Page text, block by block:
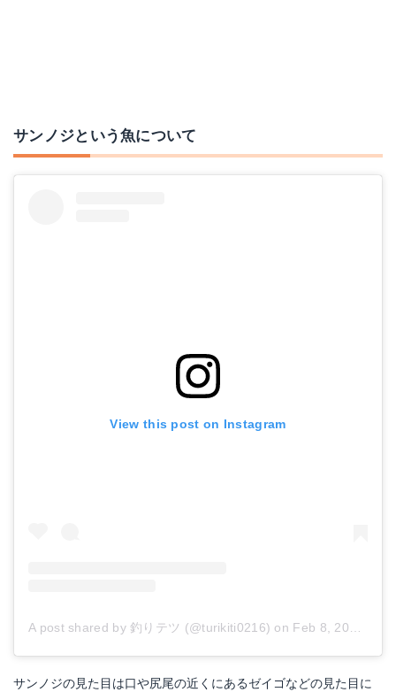
サンノジという魚について
View this post on Instagram
A post shared by 釣りテツ (@turikiti0216) on Feb 8, 2018 at 3:20am PST
サンノジの見た目は口や尻尾の近くにあるゼイゴなどの見た目に